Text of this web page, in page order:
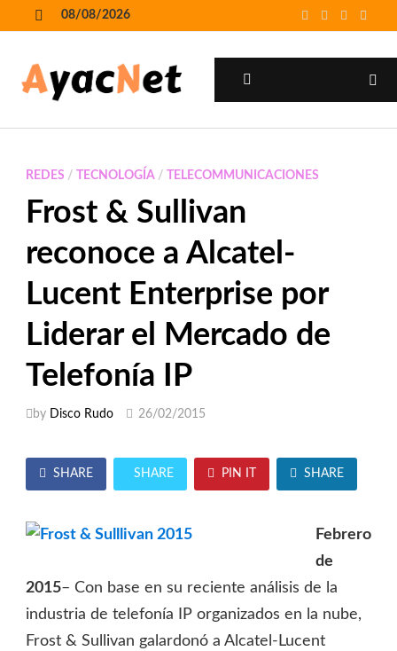
to
08/08/2026
REDES / TECNOLOGÍA/ TELECOMMUNICACIONES
Frost & Sullivan
reconoce a Alcatel-
Lucent Enterprise por
Liderar el Mercado de
Telefonía IP
by Disco Rudo 26/02/2015
SHARE SHARE PIN IT SHARE
Febrero
de
2015– Con base en su reciente análisis de la
industria de telefonía IP organizados en la nube,
Frost & Sullivan galardonó a Alcatel-Lucent